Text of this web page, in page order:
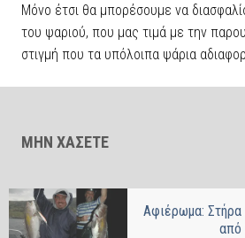
Μόνο έτσι θα μπορέσουμε να
του ψαριού, που μας τιμά με την
στιγμή που τα υπόλοιπα ψάρια
ΜΗΝ ΧΑΣΕΤΕ
Αφιέρωμα:
από